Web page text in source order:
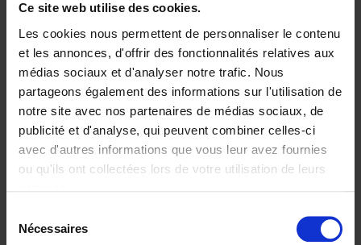
Ce site web utilise des cookies.
Les cookies nous permettent de personnaliser le contenu
et les annonces, d'offrir des fonctionnalités relatives aux
médias sociaux et d'analyser notre trafic. Nous
partageons également des informations sur l'utilisation de
notre site avec nos partenaires de médias sociaux, de
publicité et d'analyse, qui peuvent combiner celles-ci
avec d'autres informations que vous leur avez fournies
ou qu'ils ont collectées lors de votre utilisation de leurs
Nécessaires
The Offer You Can't
Refuse
Steven Van Belleghem
Couverture souple
2020 256
€37,50